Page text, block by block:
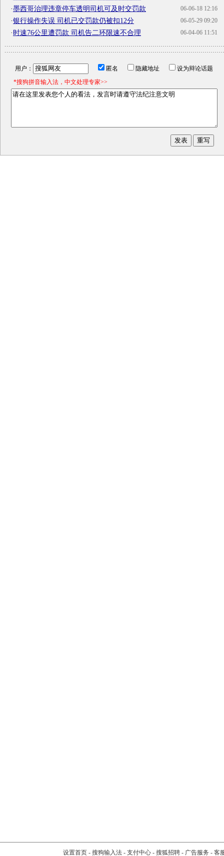
06-06-18 12:16
·墨西哥治理违章停车透明司机可及时交罚款
06-05-29 09:20
·银行操作失误 司机已交罚款仍被扣12分
06-04-06 11:51
·时速76公里遭罚款 司机告二环限速不合理
用户： 匿名 隐藏地址
设为辩论话题
*搜狗拼音输入法，中文处理专家>>
设置首页- 搜狗输入法- 支付中心- 搜狐招聘- 广告服务 - 客